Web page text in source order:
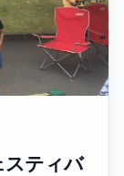
スティバ